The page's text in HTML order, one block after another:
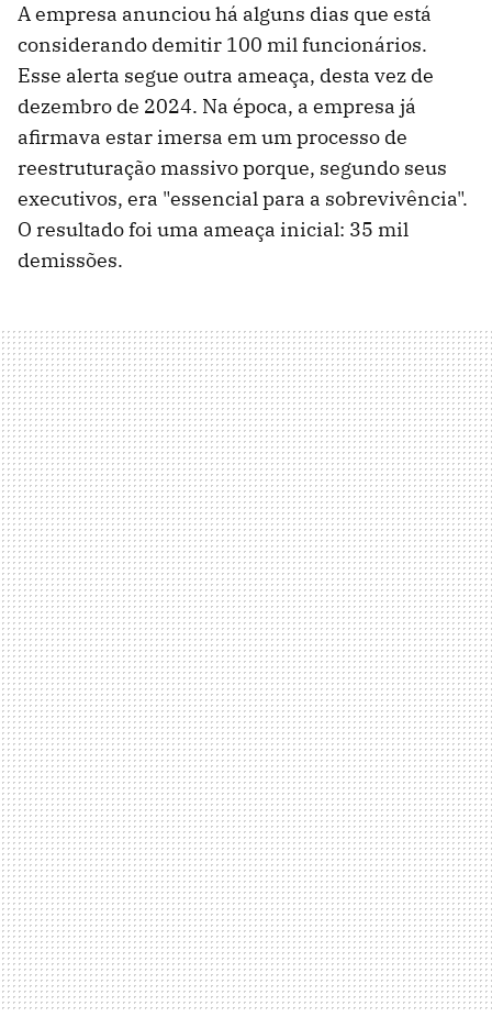
A empresa anunciou há alguns dias que está
considerando demitir 100 mil funcionários.
Esse alerta segue outra ameaça, desta vez de
dezembro de 2024. Na época, a empresa já
afirmava estar imersa em um processo de
reestruturação massivo porque, segundo seus
executivos, era "essencial para a sobrevivência".
O resultado foi uma ameaça inicial: 35 mil
demissões.